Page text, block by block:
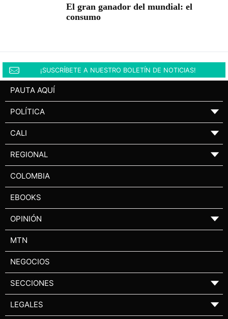
El gran ganador del mundial: el
consumo
¡SUSCRÍBETE A NUESTRO BOLETÍN DE NOTICIAS!
PAUTA AQUÍ
POLÍTICA ▼
CALI ▼
REGIONAL ▼
COLOMBIA
EBOOKS
OPINIÓN ▼
MTN
NEGOCIOS
SECCIONES ▼
LEGALES ▼